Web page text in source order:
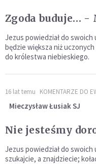
Zgoda buduje… -
Jezus powiedział do
będzie większa niż
do królestwa niebieskiego.
16 lat temu KOMENTARZE DO
Mieczysław Łusiak SJ
Nie jesteśmy
Jezus powiedział do
szukajcie, a znajdziecie;